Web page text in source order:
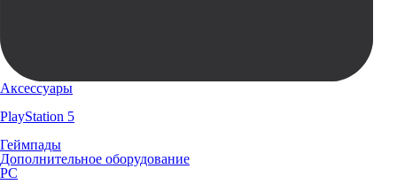
Аксессуары
PlayStation 5
Геймпады
Дополнительное оборудование
PC